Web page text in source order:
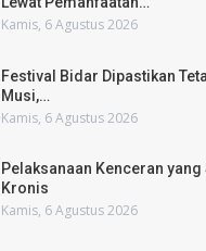
Kamis, 6 Agustus 2026
Festival Bidar Dipastikan
Musi,…
Kamis, 6 Agustus 2026
Pelaksanaan Kenceran
Kronis
Kamis, 6 Agustus 2026